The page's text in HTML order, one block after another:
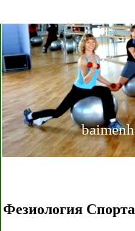
Фезиология Спорта